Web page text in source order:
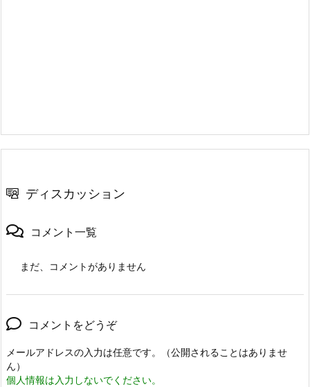
ディスカッション
コメント一覧
まだ、コメントがありません
コメントをどうぞ
メールアドレスの入力は任意です。（公開されることはありませ
ん）
個人情報は入力しないでください。